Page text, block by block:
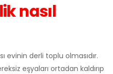
nasıl
evinin derli toplu olmasıdır.
eşyaları ortadan kaldırıp